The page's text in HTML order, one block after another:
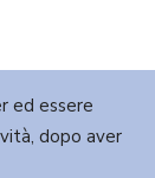
ed essere
dopo aver